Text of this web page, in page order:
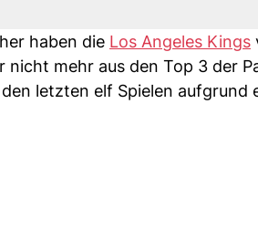
haben die Los Angeles Kings
nicht mehr aus den Top 3 der
letzten elf Spielen